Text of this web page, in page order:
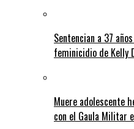
Sentencian a 37
feminicidio de Kelly
Muere adolescente
con el Gaula Militar